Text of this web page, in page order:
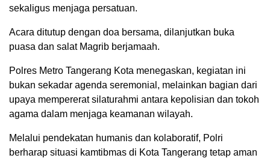
sekaligus menjaga persatuan.
Acara ditutup dengan doa bersama, dilanjutkan buka
puasa dan salat Magrib berjamaah.
Polres Metro Tangerang Kota menegaskan, kegiatan ini
bukan sekadar agenda seremonial, melainkan bagian dari
upaya mempererat silaturahmi antara kepolisian dan tokoh
agama dalam menjaga keamanan wilayah.
Melalui pendekatan humanis dan kolaboratif, Polri
berharap situasi kamtibmas di Kota Tangerang tetap aman